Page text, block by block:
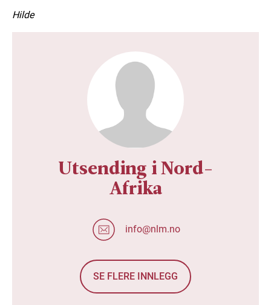
Hilde
Utsending i Nord-
Afrika
info@nlm.no
SE FLERE INNLEGG